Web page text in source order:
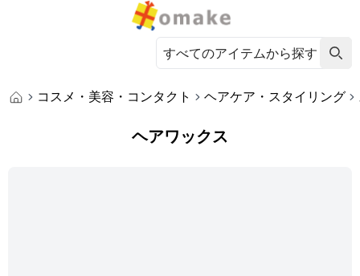
コスメ・美容・コンタクト ヘアケア・スタイリング
ヘアワックス